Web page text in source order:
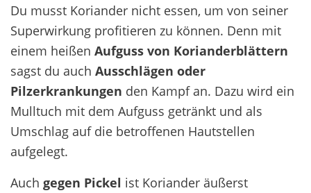
Du musst Koriander nicht essen, um von seiner
Superwirkung profitieren zu können. Denn mit
einem heißen Aufguss von Korianderblättern
sagst du auch Ausschlägen oder
Pilzerkrankungen den Kampf an. Dazu wird ein
Mulltuch mit dem Aufguss getränkt und als
Umschlag auf die betroffenen Hautstellen
aufgelegt.
Auch gegen Pickel ist Koriander äußerst